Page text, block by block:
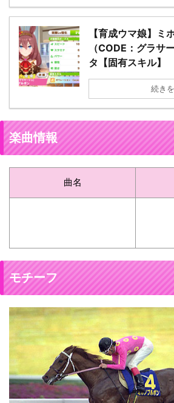
【育成ウマ娘】ミ
（CODE：グラサ
タ【固有スキル】
続き
楽曲情報
曲名
モチーフ